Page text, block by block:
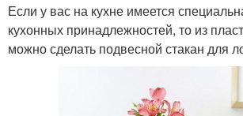
Если у вас на кухне имеется
кухонных принадлежностей, то из
можно сделать подвесной стакан для